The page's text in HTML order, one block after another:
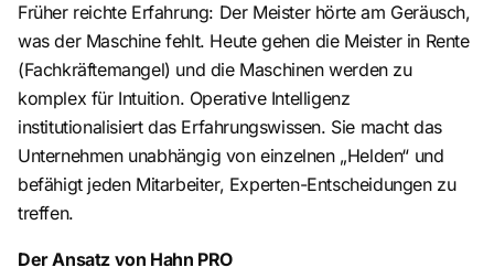
Früher reichte Erfahrung: Der Meister hörte am Geräusch,
was der Maschine fehlt. Heute gehen die Meister in Rente
(Fachkräftemangel) und die Maschinen werden zu
komplex für Intuition. Operative Intelligenz
institutionalisiert das Erfahrungswissen. Sie macht das
Unternehmen unabhängig von einzelnen „Helden“ und
befähigt jeden Mitarbeiter, Experten-Entscheidungen zu
treffen.
Der Ansatz von Hahn PRO